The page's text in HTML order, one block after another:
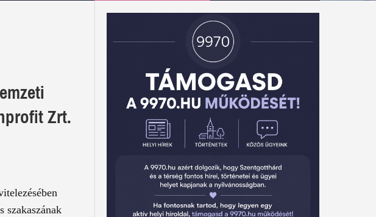
Zrt.
szakaszának